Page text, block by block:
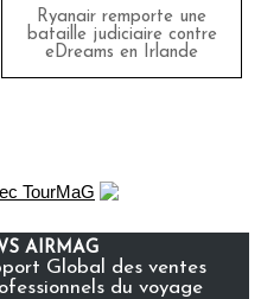
Ryanair remporte une
bataille judiciaire contre
eDreams en Irlande
AIRMAG
Global des ventes
du voyage